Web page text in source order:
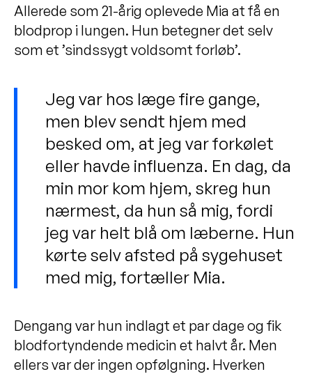
Allerede som 21-årig oplevede Mia at få en
blodprop i lungen. Hun betegner det selv
som et ’sindssygt voldsomt forløb’.
Jeg var hos læge fire gange,
men blev sendt hjem med
besked om, at jeg var forkølet
eller havde influenza. En dag, da
min mor kom hjem, skreg hun
nærmest, da hun så mig, fordi
jeg var helt blå om læberne. Hun
kørte selv afsted på sygehuset
med mig, fortæller Mia.
Dengang var hun indlagt et par dage og fik
blodfortyndende medicin et halvt år. Men
ellers var der ingen opfølgning. Hverken